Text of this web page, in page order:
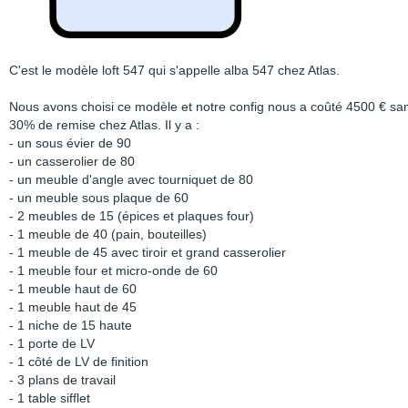
C'est le modèle loft 547 qui s'appelle alba 547 chez Atlas.
Nous avons choisi ce modèle et notre config nous a coûté 4500 €
30% de remise chez Atlas. Il y a :
- un sous évier de 90
- un casserolier de 80
- un meuble d'angle avec tourniquet de 80
- un meuble sous plaque de 60
- 2 meubles de 15 (épices et plaques four)
- 1 meuble de 40 (pain, bouteilles)
- 1 meuble de 45 avec tiroir et grand casserolier
- 1 meuble four et micro-onde de 60
- 1 meuble haut de 60
- 1 meuble haut de 45
- 1 niche de 15 haute
- 1 porte de LV
- 1 côté de LV de finition
- 3 plans de travail
- 1 table sifflet